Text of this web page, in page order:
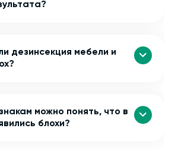
дезинсекция мебели и
можно понять, что в
блохи?